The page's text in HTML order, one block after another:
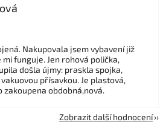
Nakupovala jsem vybavení již
funguje. Jen rohová polička,
došla újmy: praskla spojka,
přísavkou. Je plastová,
zakoupena obdobná,nová.
Zobrazit další hodnocení